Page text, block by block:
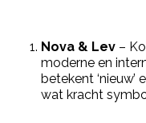
Nova & Lev –
moderne en
betekent ‘nieuw’
wat kracht